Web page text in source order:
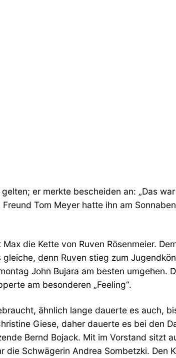
er merkte bescheiden an: „Das
Tom Meyer hatte ihn am
die Kette von Ruven Rösenmeier.
denn Ruven stieg zum
John Bujara am besten umgehen.
am besonderen „Feeling“.
ähnlich lange dauerte es auch,
Giese, daher dauerte es bei den
Bernd Bojack. Mit im Vorstand sitzt
die Schwägerin Andrea Sombetzki.